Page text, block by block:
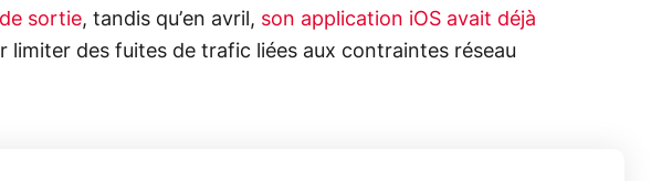
sortie, tandis qu’en avril, son application iOS avait déjà
limiter des fuites de trafic liées aux contraintes réseau